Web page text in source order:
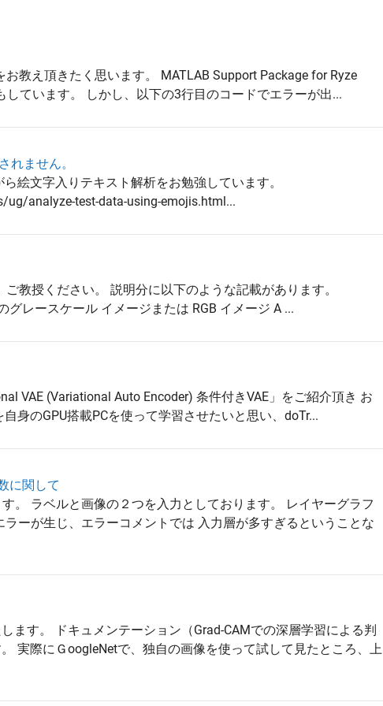
教え頂きたく思います。 MATLAB Support Package for Ryze
ています。 しかし、以下の3行目のコードでエラーが出...
れません。
絵文字入りテキスト解析をお勉強しています。
analyze-test-data-using-emojis.html...
教授ください。 説明分に以下のような記載があります。
グレースケール イメージまたは RGB イメージ A ...
VAE (Variational Auto Encoder) 条件付きVAE」をご紹介頂き お
身のGPU搭載PCを使って学習させたいと思い、doTr...
に関して
。 ラベルと画像の２つを入力としております。 レイヤーグラフ
ーが生じ、エラーコメントでは 入力層が多すぎるということな
ます。 ドキュメンテーション（Grad-CAMでの深層学習による判
実際にＧoogleNetで、独自の画像を使って試して見たところ、上